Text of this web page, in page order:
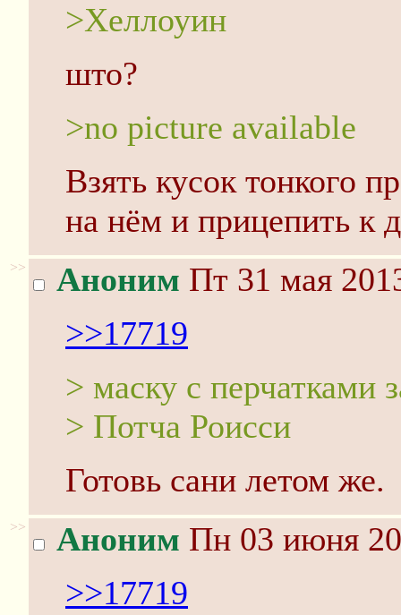
>Хеллоуин
што?
>no picture available
Взять кусок тонкого
на нём и прицепить к
>> Аноним Пт 31 мая
>>17719
> маску с перчатками
> Потча Роисси
Готовь сани летом же.
>> Аноним Пн 03 июня
>>17719